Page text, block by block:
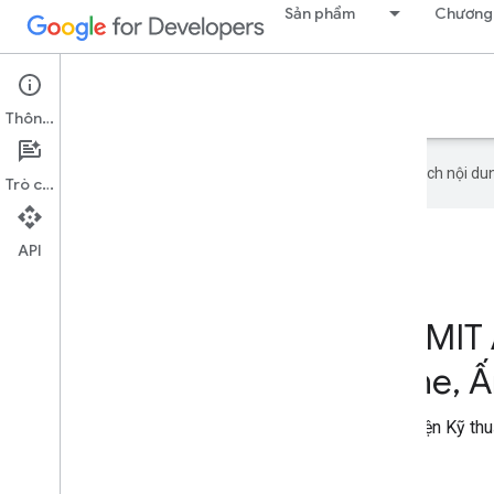
Sản phẩm
Google Developer Program
Google sử dụng công nghệ AI để dịch nội
GDG on Campus
Engineering – Pune,
Tham gia GDG on Campus tại Học viện Kỹ
Thông tin
Trò chuyện
API